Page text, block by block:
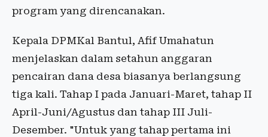
program yang direncanakan.
Kepala DPMKal Bantul, Afif Umahatun
menjelaskan dalam setahun anggaran
pencairan dana desa biasanya berlangsung
tiga kali. Tahap I pada Januari-Maret, tahap II
April-Juni/Agustus dan tahap III Juli-
Desember. "Untuk yang tahap pertama ini